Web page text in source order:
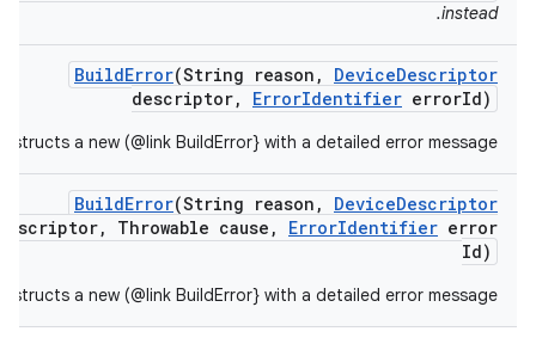
instead.
BuildError(String reason , DeviceDescriptor
descriptor, ErrorIdentifier errorId)
a new (@link BuildError} with a detailed error message.
BuildError(String reason , DeviceDescriptor
, Throwable cause , ErrorIdentifier error
Id)
a new (@link BuildError} with a detailed error message.